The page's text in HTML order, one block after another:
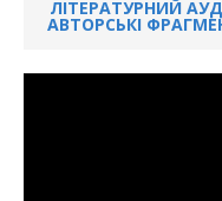
ЛІТЕРАТУРНИЙ
АВТОРСЬКІ